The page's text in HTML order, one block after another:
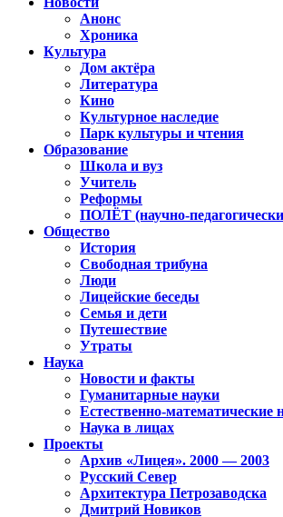
Анонс
Хроника
Культура
Дом актёра
Литература
Кино
Культурное наследие
Парк культуры и чтения
Образование
Школа и вуз
Учитель
Реформы
ПОЛЁТ (научно-
Общество
История
Свободная трибуна
Люди
Лицейские беседы
Семья и дети
Путешествие
Утраты
Наука
Новости и факты
Гуманитарные науки
Естественно-математические
Наука в лицах
Проекты
Архив «Лицея». 2000 — 2003
Русский Север
Архитектура Петрозаводска
Дмитрий Новиков